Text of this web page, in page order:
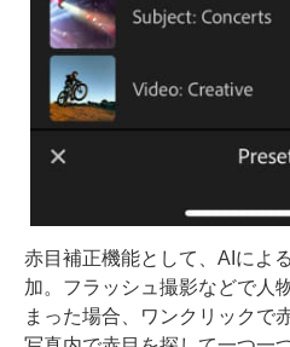
赤目補正機能として、AIによ
加。フラッシュ撮影などで人
まった場合、ワンクリックで